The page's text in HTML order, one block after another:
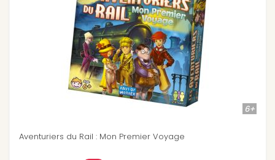
Les Aventuriers du Rail : Europe